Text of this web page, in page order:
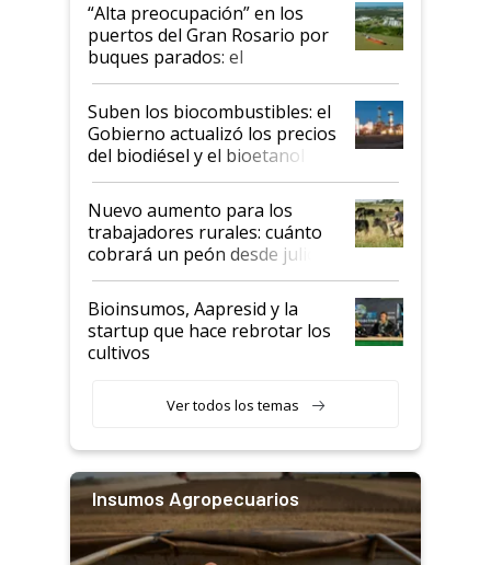
“Alta preocupación” en los
puertos del Gran Rosario por
buques parados: el
funcionamiento de las
exportadoras en tensión tras
la medida de fuerza de los
prácticos
Suben los biocombustibles: el
Gobierno actualizó los precios
del biodiésel y el bioetanol
Nuevo aumento para los
trabajadores rurales: cuánto
cobrará un peón desde julio
Bioinsumos, Aapresid y la
startup que hace rebrotar los
cultivos
Ver todos los temas
Insumos Agropecuarios